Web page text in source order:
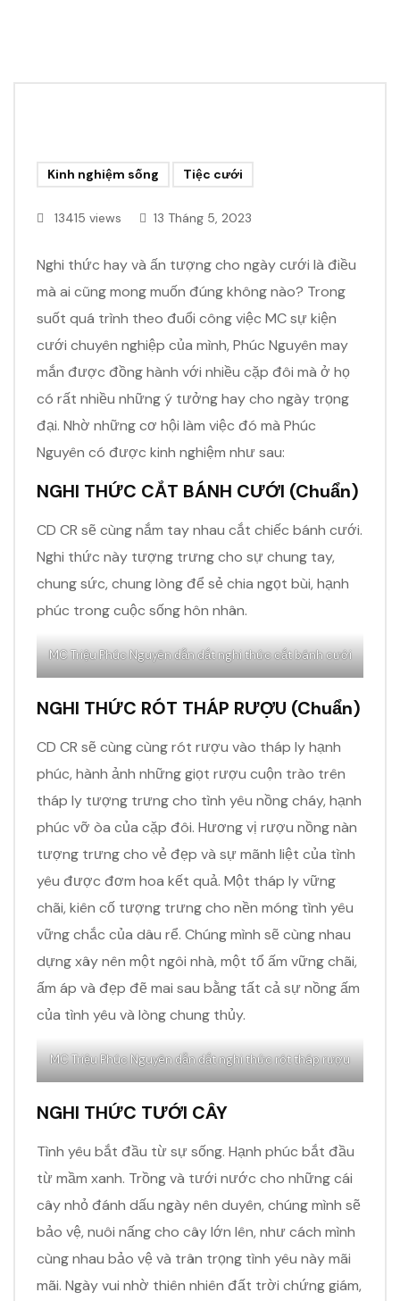
Kinh nghiệm sống Tiệc cưới
13415 views 13 Tháng 5, 2023
Nghi thức hay và ấn tượng cho ngày cưới là điều
mà ai cũng mong muốn đúng không nào? Trong
suốt quá trình theo đuổi công việc MC sự kiện
cưới chuyên nghiệp của mình, Phúc Nguyên may
mắn được đồng hành với nhiều cặp đôi mà ở họ
có rất nhiều những ý tưởng hay cho ngày trọng
đại. Nhờ những cơ hội làm việc đó mà Phúc
Nguyên có được kinh nghiệm như sau:
NGHI THỨC CẮT BÁNH CƯỚI (Chuẩn)
CD CR sẽ cùng nắm tay nhau cắt chiếc bánh cưới.
Nghi thức này tượng trưng cho sự chung tay,
chung sức, chung lòng để sẻ chia ngọt bùi, hạnh
phúc trong cuộc sống hôn nhân.
MC Triệu Phúc Nguyên dẫn dắt nghi thức cắt bánh cưới
NGHI THỨC RÓT THÁP RƯỢU (Chuẩn)
CD CR sẽ cùng cùng rót rượu vào tháp ly hạnh
phúc, hành ảnh những giọt rượu cuộn trào trên
tháp ly tượng trưng cho tình yêu nồng cháy, hạnh
phúc vỡ òa của cặp đôi. Hương vị rượu nồng nàn
tượng trưng cho vẻ đẹp và sự mãnh liệt của tình
yêu được đơm hoa kết quả. Một tháp ly vững
chãi, kiên cố tượng trưng cho nền móng tình yêu
vững chắc của dâu rể. Chúng mình sẽ cùng nhau
dựng xây nên một ngôi nhà, một tổ ấm vững chãi,
ấm áp và đẹp đẽ mai sau bằng tất cả sự nồng ấm
của tình yêu và lòng chung thủy.
MC Triệu Phúc Nguyên dẫn dắt nghi thức rót tháp rượu
NGHI THỨC TƯỚI CÂY
Tình yêu bắt đầu từ sự sống. Hạnh phúc bắt đầu
từ mầm xanh. Trồng và tưới nước cho những cái
cây nhỏ đánh dấu ngày nên duyên, chúng mình sẽ
bảo vệ, nuôi nấng cho cây lớn lên, như cách mình
cùng nhau bảo vệ và trân trọng tình yêu này mãi
mãi. Ngày vui nhờ thiên nhiên đất trời chứng giám,